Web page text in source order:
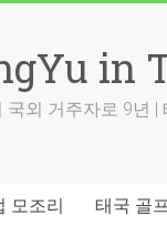
in
국외 거주자로 9년
모조리 태국 골